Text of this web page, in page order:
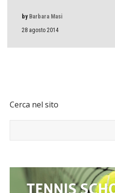
28 agosto 2014
by Barbara Masi
Cerca nel sito